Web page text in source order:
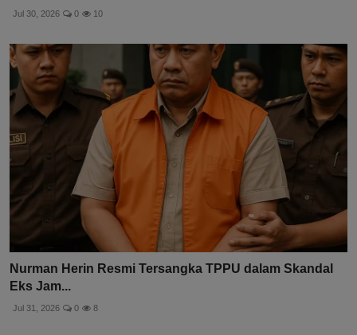
Jul 30, 2026 0 10
Nurman Herin Resmi Tersangka TPPU dalam Skandal
Eks Jam...
Jul 31, 2026 0 8